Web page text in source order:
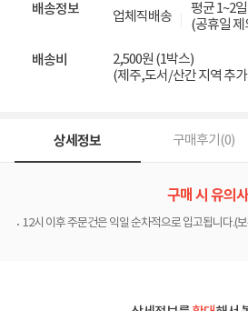
배송정보 업체직배송
평균 1~2
(공휴일 제
배송비
2,500원 (1박스)
(제주,도서/산간 지역 추
상세정보 구매후기(0)
구매 시 유의
12시 이후 주문건은 익일 순차적으로 입고됩니다.(